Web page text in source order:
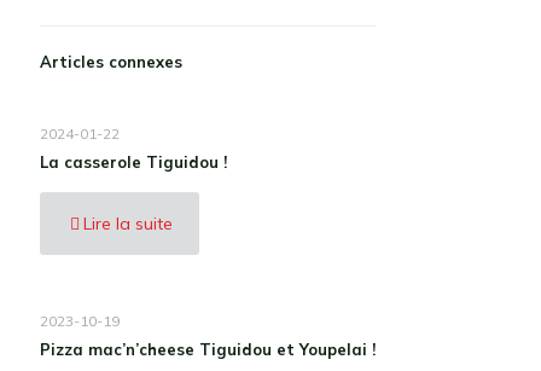
Articles connexes
2024-01-22
La casserole Tiguidou !
Lire la suite
2023-10-19
Pizza mac’n’cheese Tiguidou et Youpelai !